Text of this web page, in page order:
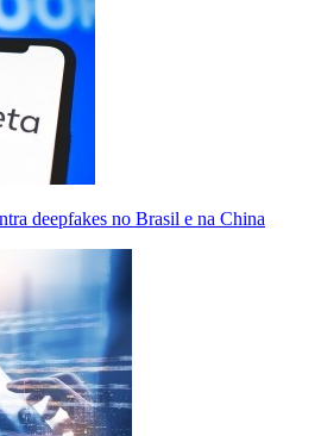
deepfakes no Brasil e na China